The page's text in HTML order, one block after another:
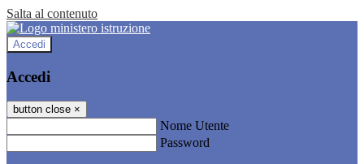
Salta al contenuto
Accedi
Accedi
button close ×
Nome Utente
Password